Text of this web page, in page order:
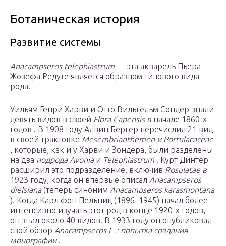
Ботаническая история
Развитие системы
Anacampseros telephiastrum — эта акварель Пьера-
Жозефа Редуте является образцом типового вида
рода.
Уильям Генри Харви и Отто Вильгельм Сондер знали
девять видов в своей Flora Capensis в начале 1860-х
годов . В 1908 году Алвин Бергер перечислил 21 вид
в своей трактовке Mesembrianthemen и Portulacaceae
, которые, как и у Харви и Зондера, были разделены
на два подрода Avoniaи Telephiastrum . Курт Динтер
расширил это подразделение, включив Rosulatae в
1923 году, когда он впервые описал Anacampseros
dielsiana(теперь синоним Anacampseros karasmontana
). Когда Карл фон Пёльниц (1896–1945) начал более
интенсивно изучать этот род в конце 1920-х годов,
он знал около 40 видов. В 1933 году он опубликовал
свой обзор Anacampseros L .: попытка создания
монографии.